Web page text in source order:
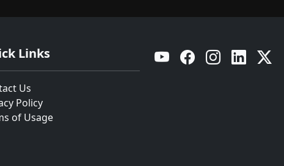
Links
Us
Policy
of Usage
YouTube Facebook Instagram Linkedin